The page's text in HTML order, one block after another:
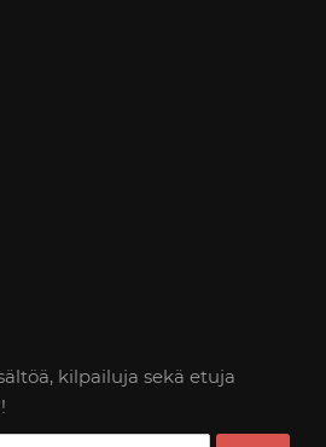
kilpailuja sekä etuja